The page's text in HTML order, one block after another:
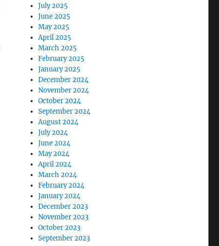
July 2025
June 2025
May 2025
April 2025
March 2025
February 2025
January 2025
December 2024
November 2024
October 2024
September 2024
August 2024
July 2024
June 2024
May 2024
April 2024
March 2024
February 2024
January 2024
December 2023
November 2023
October 2023
September 2023